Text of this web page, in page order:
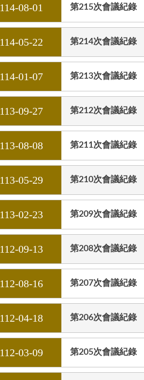
114-08-01 第215次會議紀錄
114-05-22 第214次會議紀錄
114-01-07 第213次會議紀錄
113-09-27 第212次會議紀錄
113-08-08 第211次會議紀錄
113-05-29 第210次會議紀錄
113-02-23 第209次會議紀錄
112-09-13 第208次會議紀錄
112-08-16 第207次會議紀錄
112-04-18 第206次會議紀錄
112-03-09 第205次會議紀錄